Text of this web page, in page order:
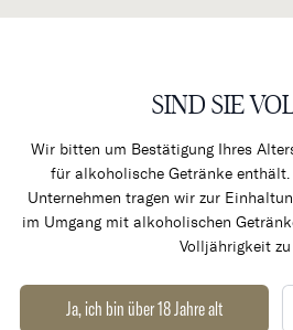
SIND SIE
Wir bitten um Bestätigung Ihres
für alkoholische Getränke
Unternehmen tragen wir zur
im Umgang mit alkoholischen
Volljährigkeit zu
Ja, ich bin über 18 Jahre alt